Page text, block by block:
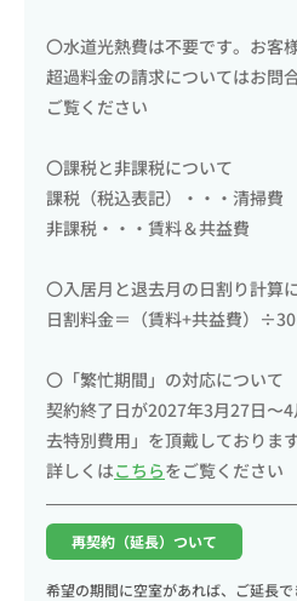
〇水道光熱費は不要です。お客
超過料金の請求についてはお問
ご覧ください
〇課税と非課税について
課税（税込表記）・・・清掃費
非課税・・・賃料＆共益費
〇入居月と退去月の日割り計算
日割料金＝（賃料+共益費）÷30
〇「繁忙期間」の対応について
契約終了日が2027年3月27日〜
去特別費用」を頂戴しておりま
詳しくはこちらをご覧ください
再契約（延長）ついて
希望の期間に空室があれば、ご延長